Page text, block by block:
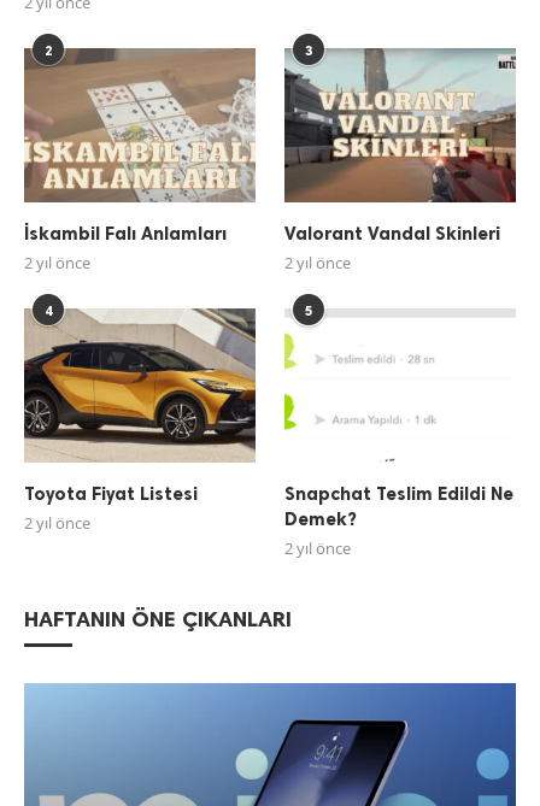
2
İskambil Falı Anlamları
2 yıl önce
3
Valorant Vandal Skinleri
2 yıl önce
4
Toyota Fiyat Listesi
2 yıl önce
5
Snapchat Teslim Edildi Ne
Demek?
2 yıl önce
HAFTANIN ÖNE ÇIKANLARI